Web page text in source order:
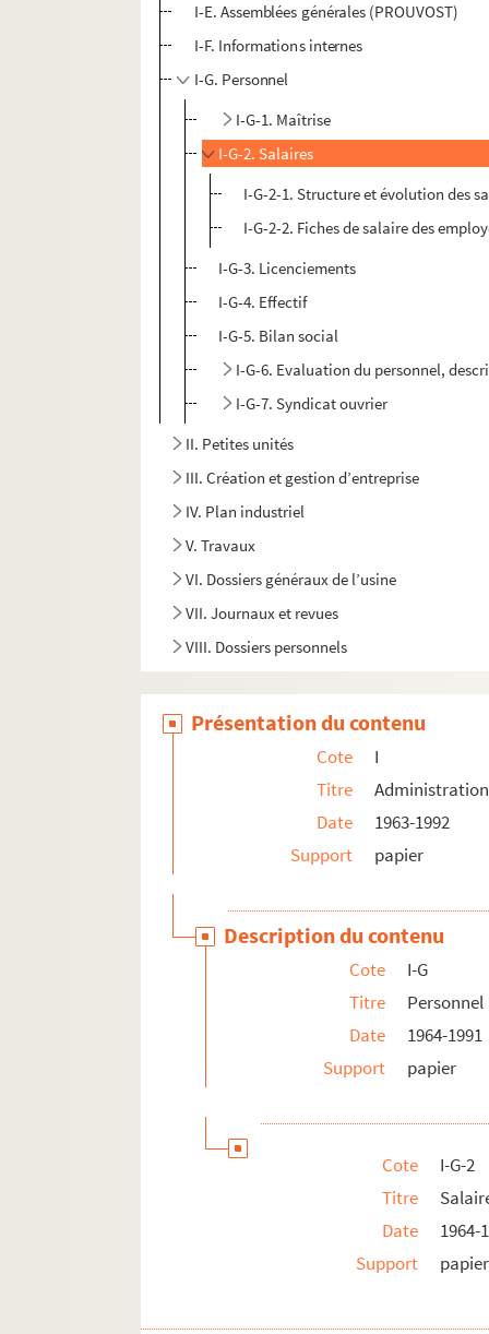
I-E. Assemblées générales (PROUVOST)
I-F. Informations internes
I-G. Personnel
I-G-1. Maîtrise
I-G-2. Salaires
I-G-2-1. Structure et évolution des
I-G-2-2. Fiches de salaire des
I-G-3. Licenciements
I-G-4. Effectif
I-G-5. Bilan social
I-G-6. Evaluation du personnel,
I-G-7. Syndicat ouvrier
II. Petites unités
III. Création et gestion d’entreprise
IV. Plan industriel
V. Travaux
VI. Dossiers généraux de l’usine
VII. Journaux et revues
VIII. Dossiers personnels
Présentation du contenu
Cote
I
Titre
Administration
Date
1963-1992
Support
papier
Description du contenu
Cote
I-G
Titre
Personnel
Date
1964-1991
Support
papier
Cote
I-G-2
Titre
Date
1964-
Support
papier